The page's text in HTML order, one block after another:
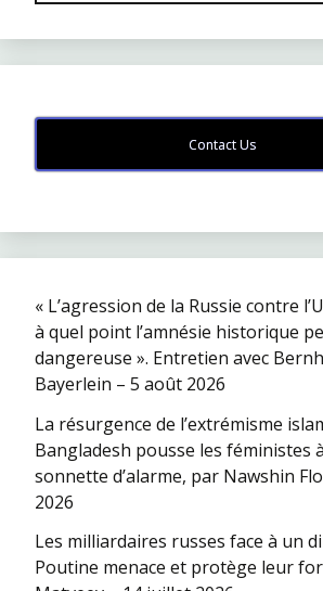
Contact Us
« L’agression de la Russie contre
à quel point l’amnésie historique
dangereuse ». Entretien avec
Bayerlein – 5 août 2026
La résurgence de l’extrémisme
Bangladesh pousse les féministes
sonnette d’alarme, par Nawshin
2026
Les milliardaires russes face à un
Poutine menace et protège leur